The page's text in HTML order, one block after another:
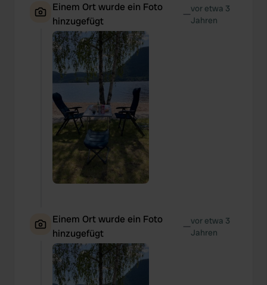
Einem Ort wurde ein Foto
hinzugefügt
—vor etwa 3
Jahren
Einem Ort wurde ein Foto
hinzugefügt
—vor etwa 3
Jahren